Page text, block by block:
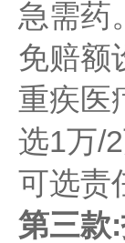
急需药。
免赔
重疾医
选1万/
可选责
第三款